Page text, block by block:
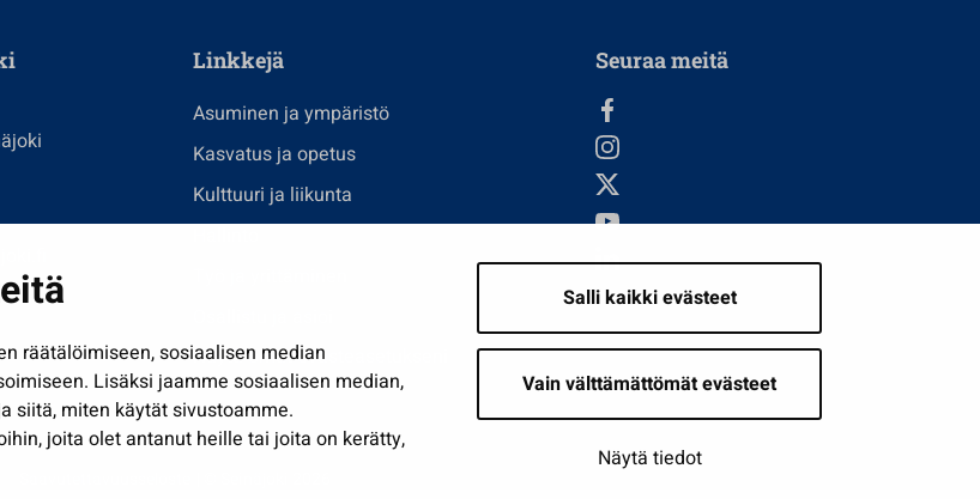
räätälöimiseen, sosiaalisen median
Lisäksi jaamme sosiaalisen median,
siitä, miten käytät sivustoamme.
joita olet antanut heille tai joita on kerätty,
Salli kaikki evästeet
Vain välttämättömät evästeet
Näytä tiedot
Linkkejä
Asuminen ja ympäristö
Kasvatus ja opetus
Kulttuuri ja liikunta
Näytä omat evästeasetukseni
Seuraa meitä